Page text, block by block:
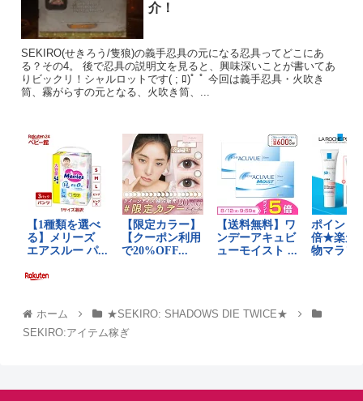
介！
SEKIRO(せきろう/隻狼)の義手忍具の元になる忍具ってどこにあ
る？その4。 後で忍具の説明文を見ると、興味深いことが書いてあ
りビックリ！シャルロットです( ; ﾛ)ﾟ ﾟ 今回は義手忍具・火吹き
筒、霧がらすの元となる、火吹き筒、...
ホーム
★SEKIRO: SHADOWS DIE TWICE★
SEKIRO:アイテム稼ぎ